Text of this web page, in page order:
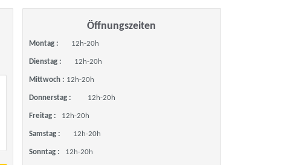
Öffnungszeiten
Montag : 12h-20h
Dienstag : 12h-20h
Mittwoch : 12h-20h
Donnerstag : 12h-20h
Freitag : 12h-20h
Samstag : 12h-20h
Sonntag : 12h-20h